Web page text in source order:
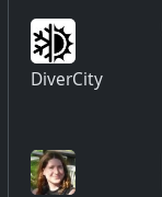
DiverCity